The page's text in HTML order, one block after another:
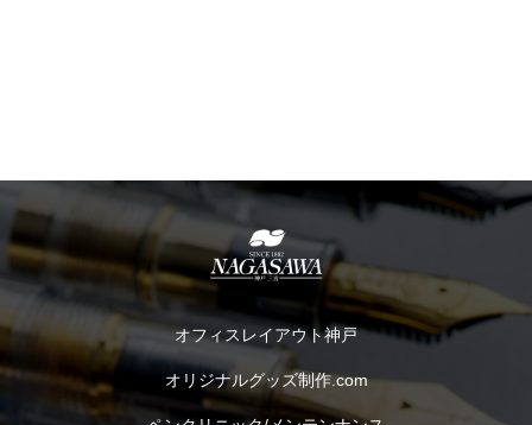
オフィスレイアウト神戸
オリジナルグッズ制作.com